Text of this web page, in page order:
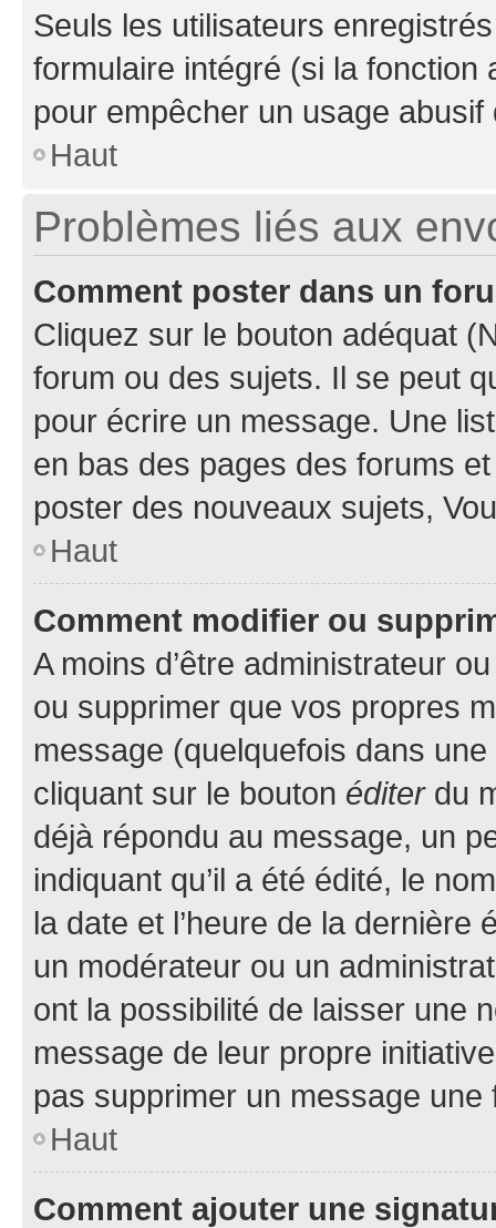
Seuls les utilisateurs
formulaire intégré (si la fonction
pour empêcher un usage
Haut
Problèmes liés aux
Comment poster dans un
Cliquez sur le bouton adéquat
forum ou des sujets. Il se peut
pour écrire un message. Une
en bas des pages des forums
poster des nouveaux sujets,
Haut
Comment modifier ou
A moins d’être administrateur
ou supprimer que vos propres
message (quelquefois dans
cliquant sur le bouton éditerdu
déjà répondu au message, un
indiquant qu’il a été édité, le
la date et l’heure de la dernière
un modérateur ou un
ont la possibilité de laisser une
message de leur propre
pas supprimer un message une
Haut
Comment ajouter une